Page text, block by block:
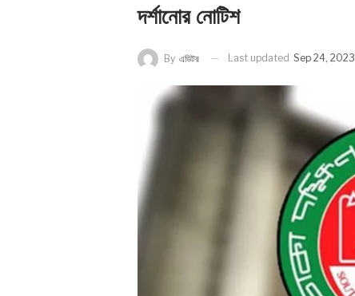
দর্শানোর নোটিশ
By এডিটর Last updated Sep 24, 2023